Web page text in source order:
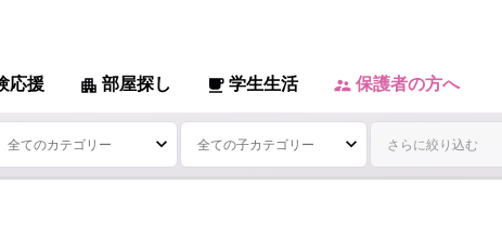
応援 apartment 部屋探し local_cafe 学生生活 supervisor_account 保護者の方へ